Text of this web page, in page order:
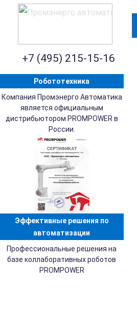
+7 (495) 215-15-16
Робототехника
Компания Промэнерго Автоматика
является официальным
дистрибьютором PROMPOWER в
России.
Эффективные решения по
автоматизации
Профессиональные решения на
базе коллаборативных роботов
PROMPOWER